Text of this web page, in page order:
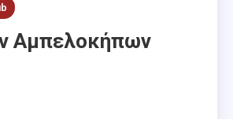
Αμπελοκήπων